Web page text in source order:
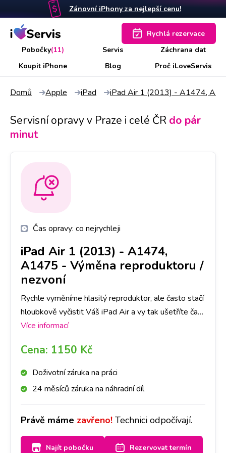
Zánovní iPhony za nejlepší cenu!
Pobočky(11) Servis
Záchrana dat
Koupit iPhone
Blog Proč iLoveServis
Rychlá rezervace
Domů Apple iPad iPad Air 1 (2013) - A1474,
Servisní opravy v Praze i celé ČR do pár
minut
Čas opravy: co nejrychleji
iPad Air 1 (2013) - A1474,
A1475 - Výměna reproduktoru /
nezvoní
Rychle vyměníme hlasitý reproduktor, ale často stačí
hloubkově vyčistit Váš iPad Air a vy tak ušetříte čas i
peníze. Doporučujeme si udělat rezervaci nebo
připraven. Reproduktor pak vyčistíme nebo
vyměníme a přístroj bude opět hlasitý.
Více informací
Cena: 1150 Kč
Doživotní záruka na práci
24 měsíců záruka na náhradní díl
Právě máme zavřeno! Technici odpočívají.
Najít pobočku Rezervovat termín